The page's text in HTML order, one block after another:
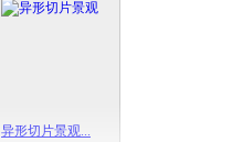
异形切片景观...